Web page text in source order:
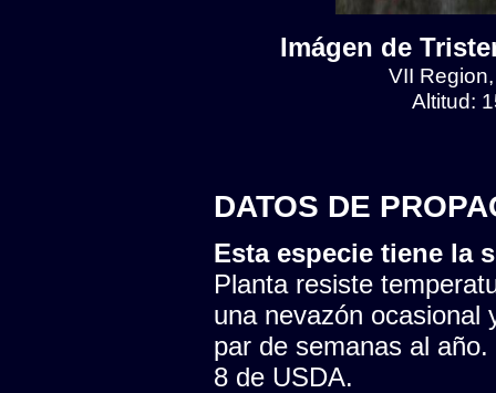
Imágen de
VII
Altitud:
DATOS DE
Esta especie tiene la
Planta resiste
una nevazón ocasional
par de semanas al
8 de USDA.